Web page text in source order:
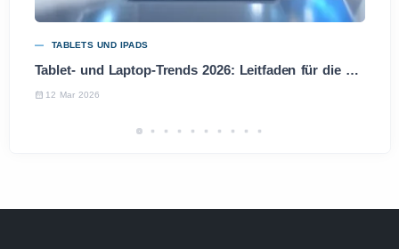
TABLETS UND IPADS
Tablet- und Laptop-Trends 2026: Leitfaden für die besten Entscheidungen
12 Mar 2026